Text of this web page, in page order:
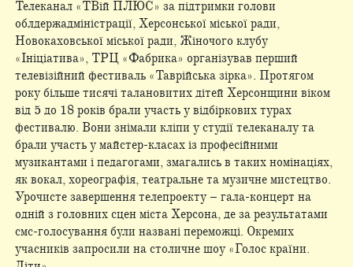
Телеканал «ТВій ПЛЮС» за підтримки голови
облдержадміністрації, Херсонської міської ради,
Новокаховської міської ради, Жіночого клубу
«Ініціатива», ТРЦ «Фабрика» організував перший
телевізійний фестиваль «Таврійська зірка». Протягом
року більше тисячі талановитих дітей Херсонщини віком
від 5 до 18 років брали участь у відбіркових турах
фестивалю. Вони знімали кліпи у студії телеканалу та
брали участь у майстер-класах із професійними
музикантами і педагогами, змагались в таких номінаціях,
як вокал, хореографія, театральне та музичне мистецтво.
Урочисте завершення телепроекту – гала-концерт на
одній з головних сцен міста Херсона, де за результатами
смс-голосування були названі переможці. Окремих
учасників запросили на столичне шоу «Голос країни.